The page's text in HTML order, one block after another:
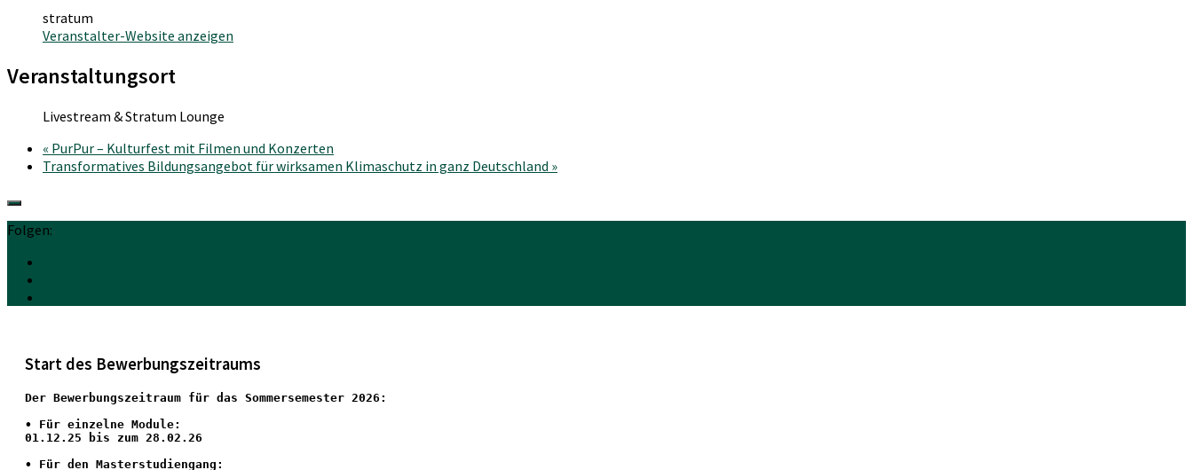
stratum
Veranstalter-Website anzeigen
Veranstaltungsort
Livestream & Stratum Lounge
« PurPur – Kulturfest mit Filmen und Konzerten
Transformatives Bildungsangebot für wirksamen Klimaschutz in ganz Deutschland »
Folgen:
Start des Bewerbungszeitraums
Der Bewerbungszeitraum für das Sommersemester 2026:
• Für einzelne Module:
01.12.25 bis zum 28.02.26
• Für den Masterstudiengang: